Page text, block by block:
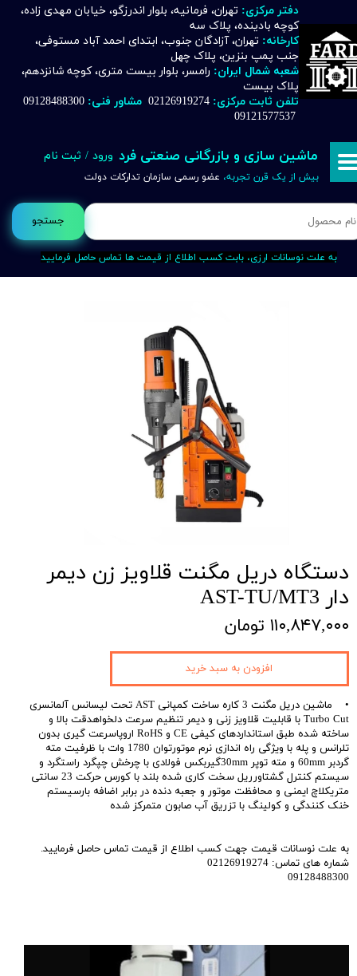
جستجو
دفتر مرکزی: تهران، فرمانیه، بلوار اندرزگو، خیابان مهدی زاده،
کوچه بادینده، پلاک سه
کارخانه: تهران، آزادگان جنوب، ابتدای احمد آباد مستوفی،
جنب پمپ بنزین، پلاک چهل
شعبه شمال ایران: رامسر، بلوار بیست متری، کوچه شانزدهم،
پلاک بیست
تلفن ثابت مرکزی: 02126919274 مشاور فنی:
09121577537
ماشین سازی و بازرگانی صنعتی فرد
بیش از یک قرن تجربه، عضو رسمی سازمان تدارکات دولت
ورود / ثبت نام
حساب کاربری من
تغییر گذر واژه
خروج از حساب کاربری
به علت نوسانات ارزی، بابت کسب اطلاع از قیمت ها تماس حاصل فرمایید
دستگاه دریل مگنت قلاویز زن دیمر‌
دار AST-TU/MT3
۱۱۰,۸۴۷,۰۰۰ تومان
• ماشین دریل مگنت 3 کاره ساخت کمپانی AST تحت لیسانس آلمانسری
Turbo Cut با قابلیت قلاویز زنی و دیمر تنظیم سرعت دلخواهدقت بالا و
ساخته شده طبق استانداردهای کیفی CE و RoHS اروپاسرعت گیری بدون
تلرانس و پله با ویژگی راه اندازی نرم موتورتوان 1780 وات با ظرفیت مته
گردبر 60mm و مته توپر 30mmگیربکس فولادی با چرخش چپگرد راستگرد و
سیستم کنترل گشتاورریل سخت کاری شده بلند با کورس حرکت 23 سانتی
متریکلاچ ایمنی و محافظت موتور و جعبه دنده در برابر اضافه بارسیستم
خنک کنندگی و کولینگ با تزریق آب صابون متمرکز شده
به علت نوسانات قیمت جهت کسب اطلاع از قیمت تماس حاصل فرمایید.
شماره های تماس: 02126919274
09128488300
افزودن به سبد خرید